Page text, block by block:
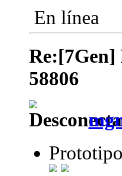
En línea
58806
Prototipo